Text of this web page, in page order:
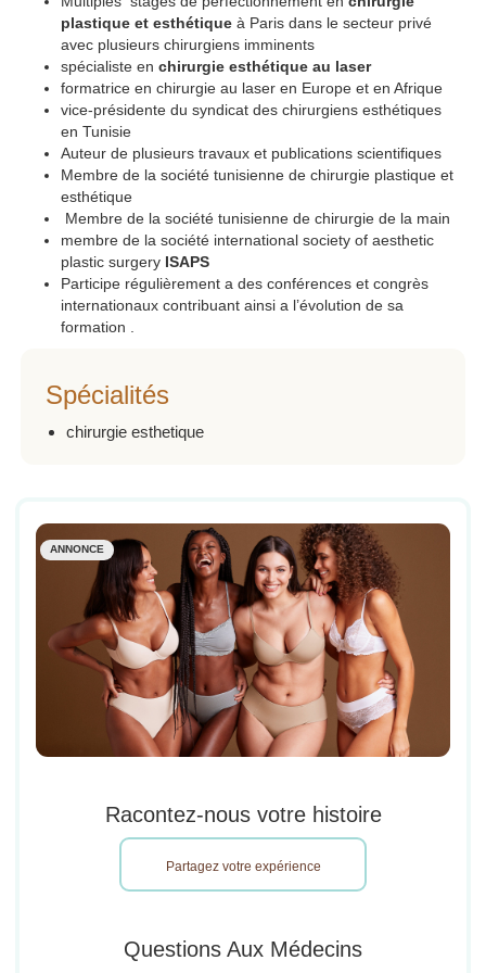
plastique et esthétique à Paris dans le secteur privé
avec plusieurs chirurgiens imminents
spécialiste en chirurgie esthétique au laser
formatrice en chirurgie au laser en Europe et en Afrique
vice-présidente du syndicat des chirurgiens esthétiques
en Tunisie
Auteur de plusieurs travaux et publications scientifiques
Membre de la société tunisienne de chirurgie plastique et
esthétique
Membre de la société tunisienne de chirurgie de la main
membre de la société international society of aesthetic
plastic surgery ISAPS
Participe régulièrement a des conférences et congrès
internationaux contribuant ainsi a l’évolution de sa
formation .
Spécialités
chirurgie esthetique
ANNONCE
Racontez-nous votre histoire
Partagez votre expérience
Questions Aux Médecins